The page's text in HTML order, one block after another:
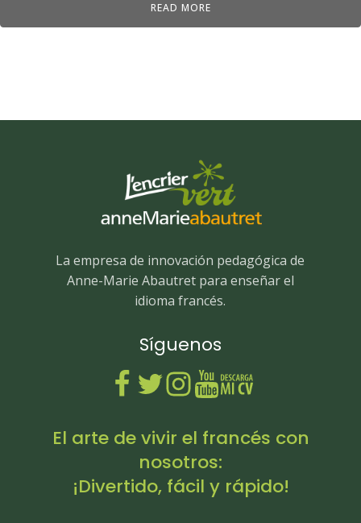
READ MORE
La empresa de innovación pedagógica de
Anne-Marie Abautret para enseñar el
idioma francés.
Síguenos
El arte de vivir el francés con
nosotros:
¡Divertido, fácil y rápido!